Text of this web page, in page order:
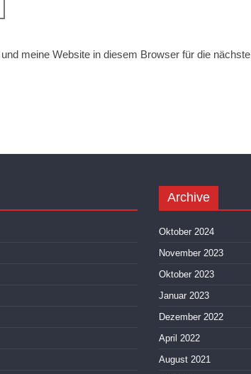
meine Website in diesem Browser für die
Archive
Oktober 2024
November 2023
Oktober 2023
Januar 2023
Dezember 2022
April 2022
August 2021